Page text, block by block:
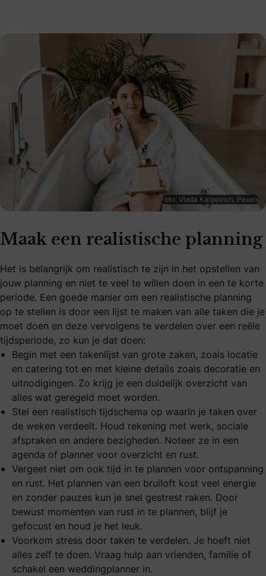
Foto: Vlada Karpovich, Pexels
Maak een realistische planning
Het is belangrijk om realistisch te zijn in het opstellen van
jouw planning en niet te veel te willen doen in een te korte
periode. Een goede manier om een realistische planning
op te stellen is door een lijst te maken van alle taken die je
moet doen en deze vervolgens te verdelen over een reële
tijdsperiode, zo kun je dat doen:
Begin met een takenlijst van grote zaken, zoals locatie
en catering tot en met kleine details zoals decoratie en
uitnodigingen. Zo krijg je een duidelijk overzicht van
alles wat geregeld moet worden.
Stel een realistisch tijdschema op waarin je taken over
de weken verdeelt. Houd rekening met werk, sociale
afspraken en andere bezigheden. Noteer ze in een
agenda of planner voor overzicht en rust.
Vergeet niet om ook tijd in te plannen voor ontspanning
en rust. Het plannen van een bruiloft kost veel energie
en zonder pauzes kun je snel gestrest raken. Door
bewust momenten van rust in te plannen, blijf je
gefocust en houd je het leuk.
Voorkom stress door taken te verdelen. Je hoeft niet
alles zelf te doen. Vraag hulp aan vrienden, familie of
schakel een weddingplanner in.